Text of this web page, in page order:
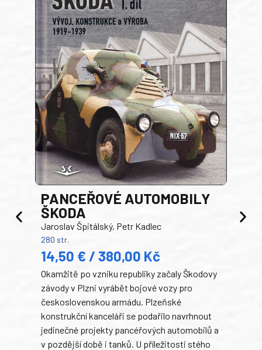
PANCEŘOVÉ AUTOMOBILY
ŠKODA
Jaroslav Špitálský, Petr Kadlec
280 str.
14,50 € / 380,00 Kč
Okamžitě po vzniku republiky začaly Škodovy
závody v Plzni vyrábět bojové vozy pro
československou armádu. Plzeňské
konstrukční kanceláři se podařilo navrhnout
jedinečné projekty pancéřových automobilů a
v pozdější době i tanků. U příležitosti stého